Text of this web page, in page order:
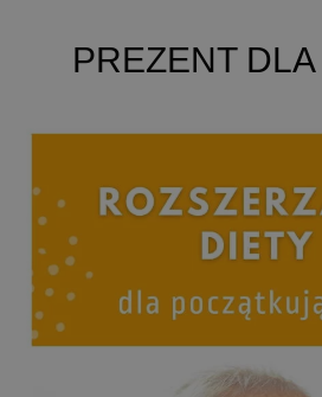
PREZENT